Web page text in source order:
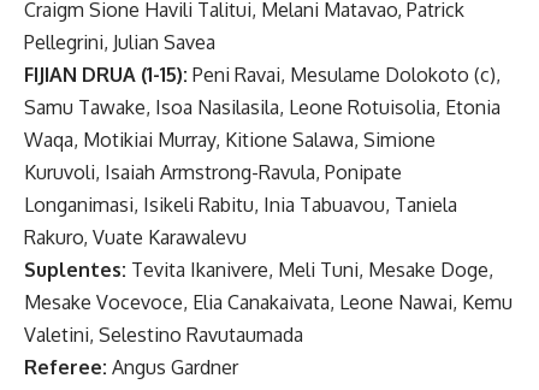
Craigm Sione Havili Talitui, Melani Matavao, Patrick
Pellegrini, Julian Savea
FIJIAN DRUA (1-15): Peni Ravai, Mesulame Dolokoto (c),
Samu Tawake, Isoa Nasilasila, Leone Rotuisolia, Etonia
Waqa, Motikiai Murray, Kitione Salawa, Simione
Kuruvoli, Isaiah Armstrong-Ravula, Ponipate
Longanimasi, Isikeli Rabitu, Inia Tabuavou, Taniela
Rakuro, Vuate Karawalevu
Suplentes: Tevita Ikanivere, Meli Tuni, Mesake Doge,
Mesake Vocevoce, Elia Canakaivata, Leone Nawai, Kemu
Valetini, Selestino Ravutaumada
Referee: Angus Gardner